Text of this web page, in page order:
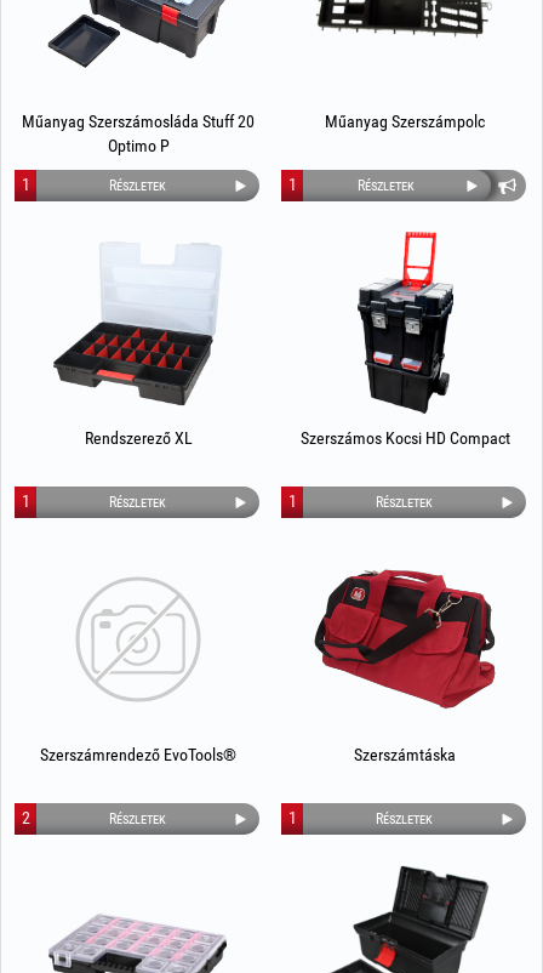
Műanyag Szerszámosláda Stuff 20
Optimo P
Részletek
1
Műanyag Szerszámpolc
Részletek
1
Rendszerező XL
Részletek
1
Szerszámos Kocsi HD Compact
Részletek
1
Szerszámrendező EvoTools®
Részletek
2
Szerszámtáska
Részletek
1